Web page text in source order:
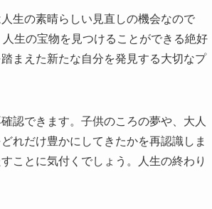
生の素晴らしい見直しの機会なので
生の宝物を見つけることができる絶好
まえた新たな自分を発見する大切なプ
認できます。子供のころの夢や、大人
れだけ豊かにしてきたかを再認識しま
ことに気付くでしょう。人生の終わり